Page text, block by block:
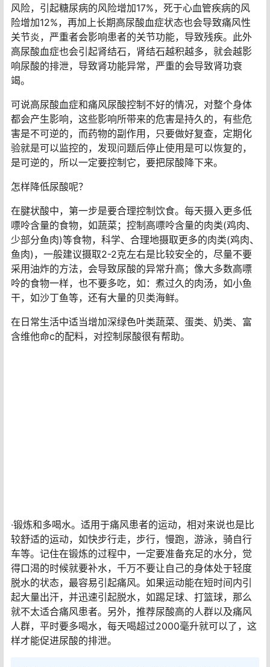
风险，引起糖尿病的风险增加17%，死于心血管疾病的风
险增加12%，再加上长期高尿酸血症状态也会导致痛风性
关节炎，严重者会影响患者的关节功能，导致残疾。此外
高尿酸血症也会引起肾结石，肾结石越积越多，就会越影
响尿酸的排泄，导致肾功能异常，严重的会导致肾功衰
竭。
可说高尿酸血症和痛风尿酸控制不好的情况，对整个身体
都会产生影响，这些影响所带来的危害是持久的，有些危
害是不可逆的，而药物的副作用，只要做好复查，定期化
验就是可以监控的，发现问题后停止使用是可以恢复的，
是可逆的，所以一定要控制它，要把尿酸降下来。
怎样降低尿酸呢？
在腱状酸中，第一步是要合理控制饮食。每天摄入更多低
嘌呤含量的食物，如蔬菜；控制高嘌呤含量的肉类(鸡肉、
少部分鱼肉)等食物，科学、合理地摄取更多的肉类(鸡肉、
鱼肉)，一般建议摄取2-2克左右是比较安全的，尽量不要
采用油炸的方法，会导致尿酸的异常升高；像大多数高嘌
呤的食物一样，也不要多吃，如：煮过久的肉汤，如小鱼
干，如沙丁鱼等，还有大量的贝类海鲜。
在日常生活中适当增加深绿色叶类蔬菜、蛋类、奶类、富
含维他命c的配料，对控制尿酸很有帮助。
·锻炼和多喝水。适用于痛风患者的运动，相对来说也是比
较舒适的运动，如快步行走，步行，慢跑，游泳，骑自行
车等。记住在锻炼的过程中，一定要准备充足的水分，觉
得口渴的时候就要补水，千万不要让自己的身体处于轻度
脱水的状态，最容易引起痛风。如果运动能在短时间内引
起大量出汗，并迅速引起脱水，如踢足球、打篮球，那么
就不太适合痛风患者。另外，推荐尿酸高的人群以及痛风
人群，平时要多喝水，每天喝超过2000毫升就可以了，这
样才能促进尿酸的排泄。